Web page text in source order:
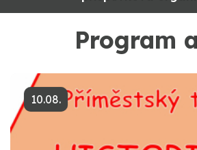
Program
10.08.